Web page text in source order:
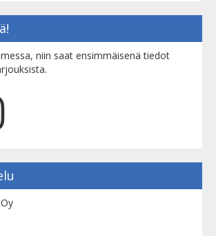
niin saat ensimmäisenä tiedot